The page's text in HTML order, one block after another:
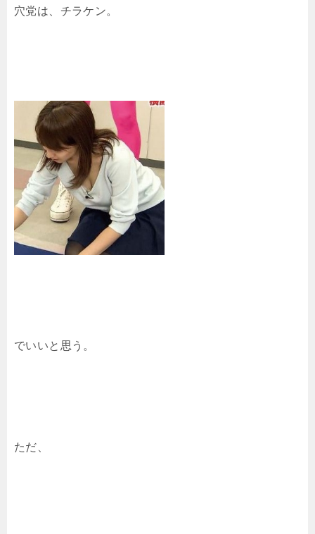
穴党は、チラケン。
でいいと思う。
ただ、